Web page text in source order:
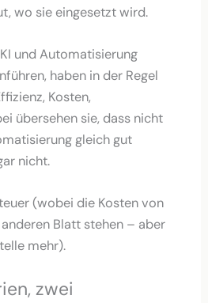
wo sie eingesetzt wird.
und Automatisierung
haben in der Regel
Kosten,
übersehen sie, dass nicht
gleich gut
nicht.
(wobei die Kosten von
Blatt stehen – aber
mehr).
zwei